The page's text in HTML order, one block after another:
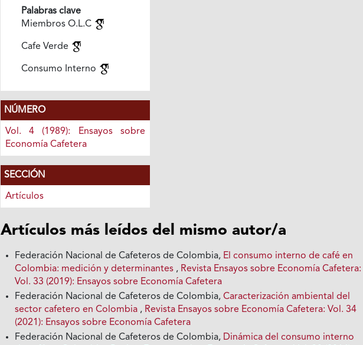
Palabras clave
Miembros O.L.C
Cafe Verde
Consumo Interno
NÚMERO
Vol. 4 (1989): Ensayos sobre
Economía Cafetera
SECCIÓN
Artículos
Artículos más leídos del mismo autor/a
Federación Nacional de Cafeteros de Colombia, El consumo interno de café en
Colombia: medición y determinantes , Revista Ensayos sobre Economía Cafetera:
Vol. 33 (2019): Ensayos sobre Economía Cafetera
Federación Nacional de Cafeteros de Colombia,Caracterización ambiental del
sector cafetero en Colombia , Revista Ensayos sobre Economía Cafetera: Vol. 34
(2021): Ensayos sobre Economía Cafetera
Federación Nacional de Cafeteros de Colombia, Dinámica del consumo interno